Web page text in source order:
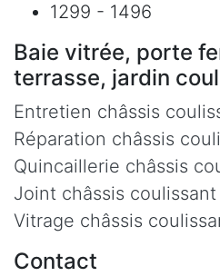
1299 - 1496
Baie vitrée, porte
terrasse, jardin
Entretien châssis
Réparation châssis
Quincaillerie châssis
Joint châssis coulissant
Vitrage châssis
Contact